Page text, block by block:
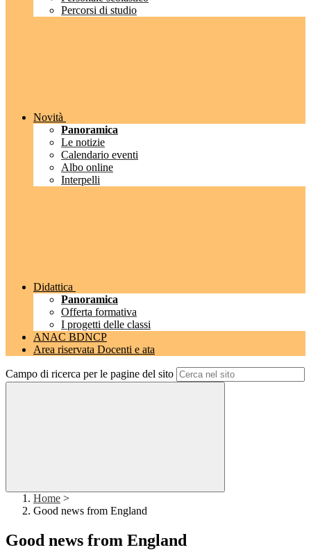
Percorsi di studio
Novità
Panoramica
Le notizie
Calendario eventi
Albo online
Interpelli
Didattica
Panoramica
Offerta formativa
I progetti delle classi
ANAC BDNCP
Area riservata Docenti e ata
Campo di ricerca per le pagine del sito
Home >
Good news from England
Good news from England